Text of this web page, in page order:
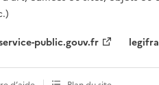
public.gouv.fr